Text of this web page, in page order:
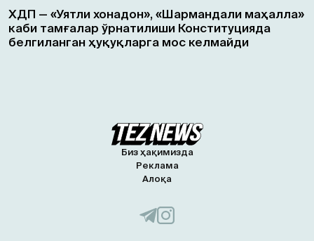
ХДП — «Уятли хонадон», «Шармандали маҳалла»
каби тамғалар ўрнатилиши Конституцияда
белгиланган ҳуқуқларга мос келмайди
Биз ҳақимизда
Реклама
Алоқа